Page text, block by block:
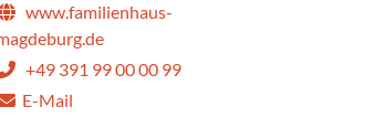
www.familienhaus-
+49 391 99 00 00 99
E-Mail